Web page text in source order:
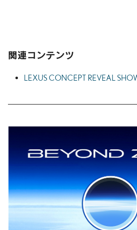
関連コンテンツ
LEXUS CONCEPT REVEAL